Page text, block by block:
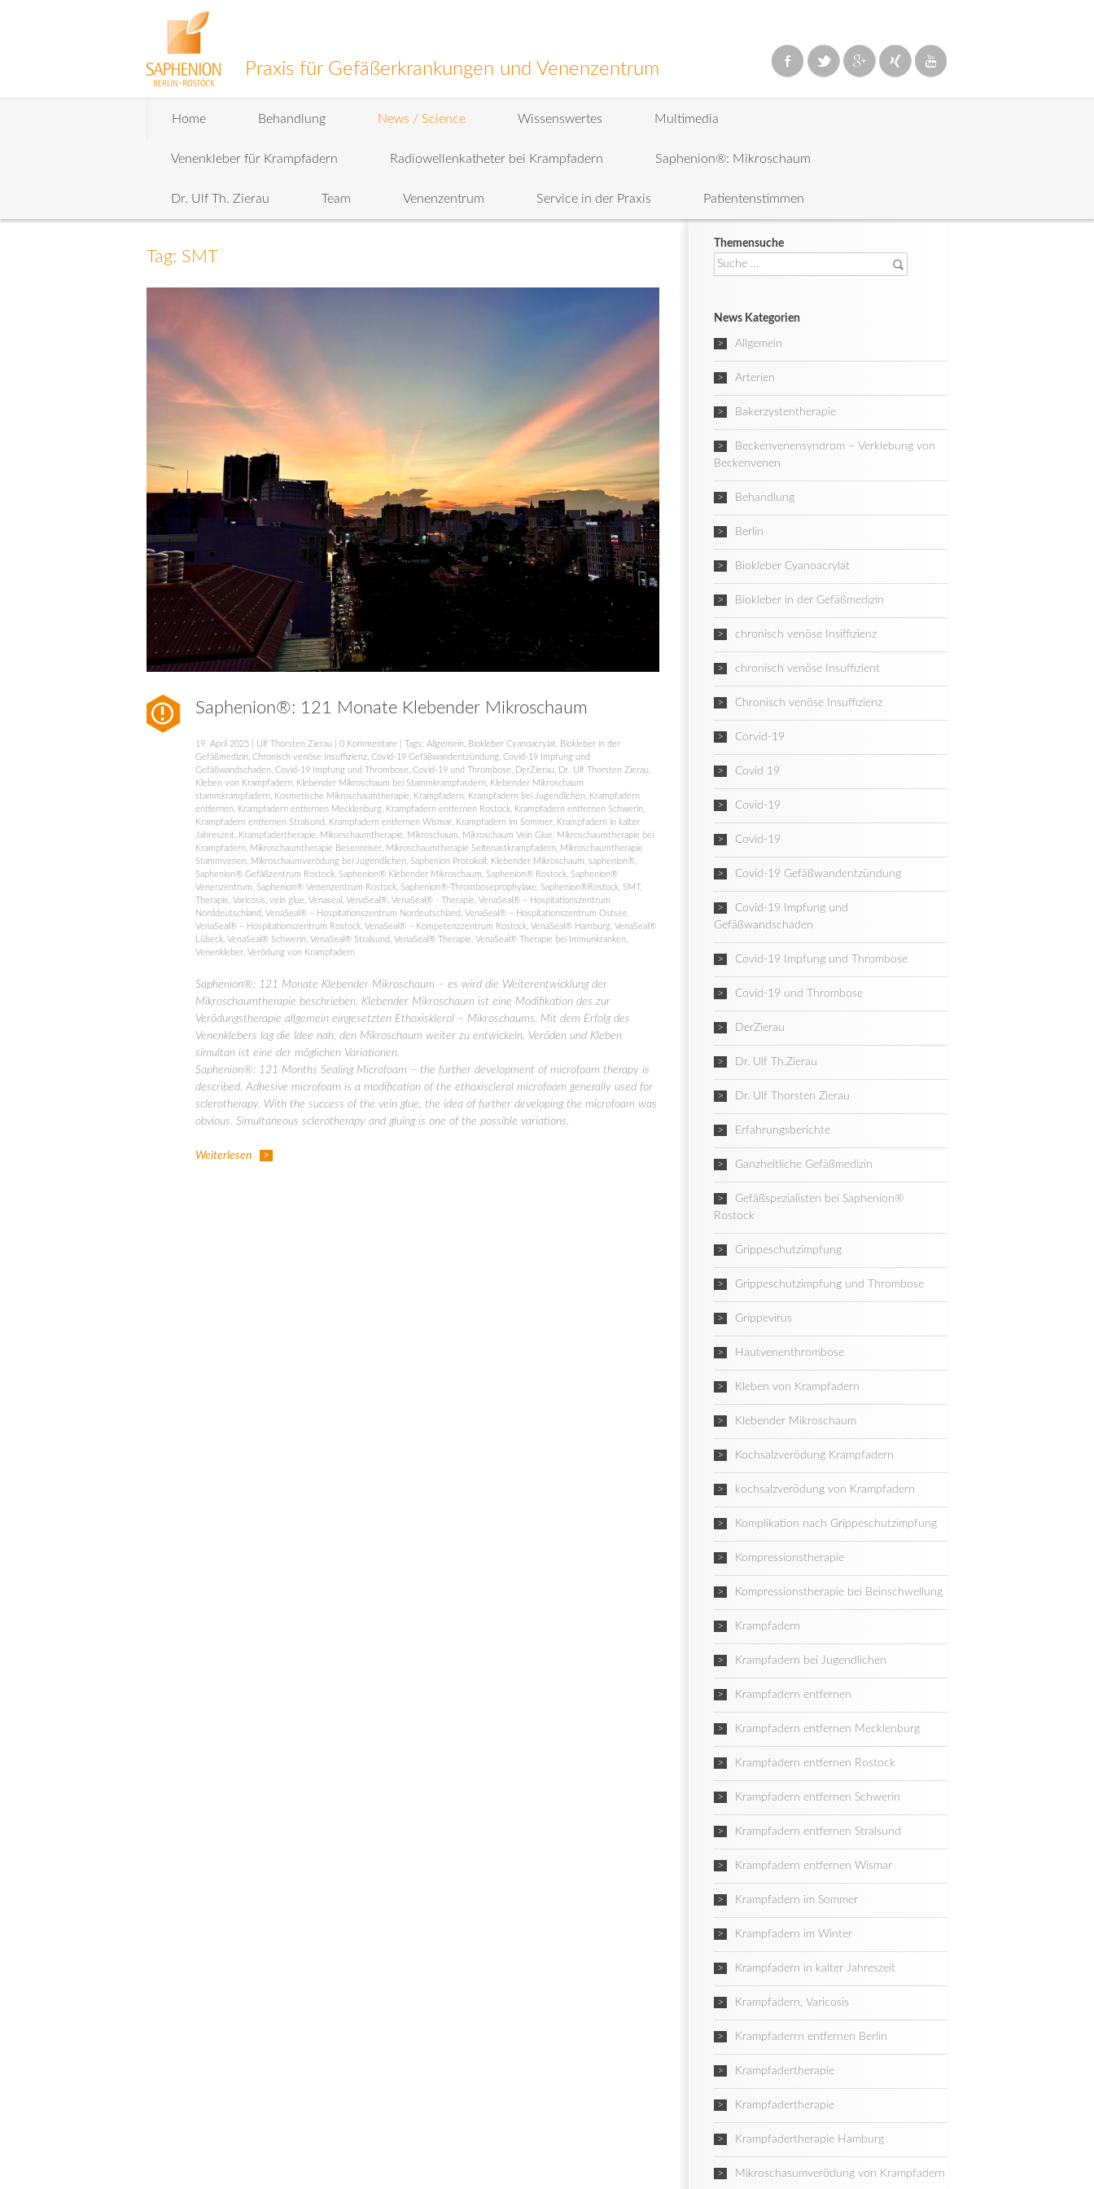
Praxis für Gefäßerkrankungen und Venenzentrum
Home Behandlung News / Science Wissenswertes Multimedia
Venenkleber für Krampfadern Radiowellenkatheter bei Krampfadern Saphenion®: Mikroschaum
Dr. Ulf Th. Zierau Team Venenzentrum Service in der Praxis Patientenstimmen
Tag: SMT
Saphenion®: 121 Monate Klebender Mikroschaum
19. April 2025 Ulf Thorsten Zierau 0 Kommentare | Tags: Allgemein Biokleber Cyanoacrylat
Biokleber in der
Gefäßmedizin Chronisch venöse Insuffizienz Covid-19 Gefäßwandentzündung Covid-19 Impfung und
Gefäßwandschaden Covid-19 Impfung und Thrombose Covid-19 und Thrombose DerZierau Dr. Ulf Thorsten Zierau
Kleben von Krampfadern
Klebender Mikroschaum bei Stammkrampfasdern
Klebender Mikroschaum
stammkrampfadern
Kosmetische Mikroschaumtherapie Krampfadern Krampfadern bei Jugendlichen
Krampfadern
entfernen
Krampfadern entfernen Mecklenburg Krampfadern entfernen Rostock Krampfadern entfernen Schwerin
Krampfadern entfernen Stralsund
Krampfadern entfernen Wismar Krampfadern im Sommer
Krampfadern in kalter
Jahreszeit
Krampfadertherapie Mikorschaumtherapie Mikroschaum Mikroschaum Vein Glue
Mikroschaumtherapie bei
Krampfadern Mikroschaumtherapie Besenreiser Mikroschaumtherapie Seitenastkrampfadern Mikroschaumtherapie
Stammvenen Mikroschaumverödung bei Jugendlichen Saphenion Protokoll: Klebender Mikroschaum saphenion®
Saphenion® Gefäßzentrum Rostock Saphenion® Klebender Mikroschaum Saphenion® Rostock Saphenion®
Venenzentrum
Saphenion® Venenzentrum Rostock Saphenion®-Thromboseprophylaxe Saphenion®Rostock SMT,
Therapie Varicosis vein glue Venaseal VenaSeal® VenaSeal® - Therapie VenaSeal® – Hospitationszentrum
Norddeutschland
VenaSeal® – Hospitationszentrum Nordeutschland VenaSeal® – Hospitationszentrum Ostsee
VenaSeal® – Hospitationszentrum Rostock VenaSeal® – Kompetenzzentrum Rostock VenaSeal® Hamburg VenaSeal®
Lübeck VenaSeal® Schwerin VenaSeal® Stralsund VenaSeal® Therapie VenaSeal® Therapie bei Immunkranken
Venenkleber Verödung von Krampfadern
Saphenion®: 121 Monate Klebender Mikroschaum – es wird die Weiterentwicklung der
Mikroschaumtherapie beschrieben. Klebender Mikroschaum ist eine Modifikation des zur
Verödungstherapie allgemein eingesetzten Ethoxisklerol – Mikroschaums. Mit dem Erfolg des
Venenklebers lag die Idee nah, den Mikroschaum weiter zu entwickeln. Veröden und Kleben
simultan ist eine der möglichen Variationen.
Saphenion®: 121 Months Sealing Microfoam – the further development of microfoam therapy is
described. Adhesive microfoam is a modification of the ethoxisclerol microfoam generally used for
sclerotherapy. With the success of the vein glue, the idea of further developing the microfoam was
obvious. Simultaneous sclerotherapy and gluing is one of the possible variations.
Weiterlesen
Themensuche
Suche
nach:
News Kategorien
Allgemein
Arterien
Bakerzystentherapie
Beckenvenensyndrom – Verklebung von
Beckenvenen
Behandlung
Berlin
Biokleber Cyanoacrylat
Biokleber in der Gefäßmedizin
chronisch venöse Insiffizienz
chronisch venöse Insuffizient
Chronisch venöse Insuffizienz
Corvid-19
Covid 19
Covid-19
Covid-19
Covid-19 Gefäßwandentzündung
Covid-19 Impfung und
Gefäßwandschaden
Covid-19 Impfung und Thrombose
Covid-19 und Thrombose
DerZierau
Dr. Ulf Th.Zierau
Dr. Ulf Thorsten Zierau
Erfahrungsberichte
Ganzheitliche Gefäßmedizin
Gefäßspezialisten bei Saphenion®
Rostock
Grippeschutzimpfung
Grippeschutzimpfung und Thrombose
Grippevirus
Hautvenenthrombose
Kleben von Krampfadern
Klebender Mikroschaum
Kochsalzverödung Krampfadern
kochsalzverödung von Krampfadern
Komplikation nach Grippeschutzimpfung
Kompressionstherapie
Kompressionstherapie bei Beinschwellung
Krampfadern
Krampfadern bei Jugendlichen
Krampfadern entfernen
Krampfadern entfernen Mecklenburg
Krampfadern entfernen Rostock
Krampfadern entfernen Schwerin
Krampfadern entfernen Stralsund
Krampfadern entfernen Wismar
Krampfadern im Sommer
Krampfadern im Winter
Krampfadern in kalter Jahreszeit
Krampfadern, Varicosis
Krampfaderrn entfernen Berlin
Krampfadertherapie
Krampfadertherapie
Krampfadertherapie Hamburg
Mikroschasumverödung von Krampfadern